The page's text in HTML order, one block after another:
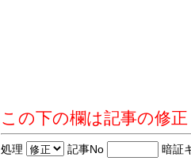
この下の欄は記事の修
処理 記事No 暗証